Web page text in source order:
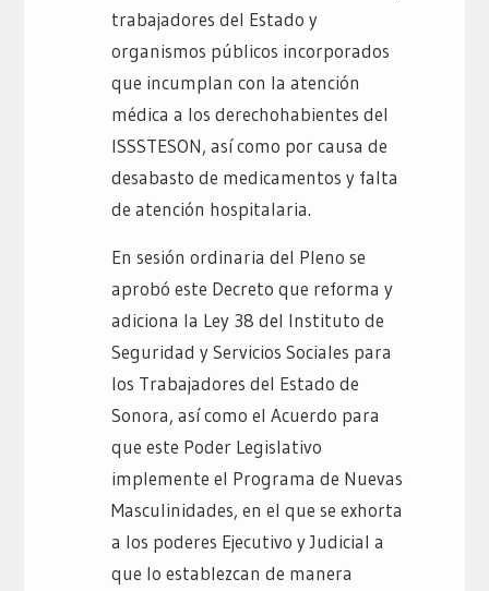
trabajadores del Estado y
organismos públicos incorporados
que incumplan con la atención
médica a los derechohabientes del
ISSSTESON, así como por causa de
desabasto de medicamentos y falta
de atención hospitalaria.
En sesión ordinaria del Pleno se
aprobó este Decreto que reforma y
adiciona la Ley 38 del Instituto de
Seguridad y Servicios Sociales para
los Trabajadores del Estado de
Sonora, así como el Acuerdo para
que este Poder Legislativo
implemente el Programa de Nuevas
Masculinidades, en el que se exhorta
a los poderes Ejecutivo y Judicial a
que lo establezcan de manera